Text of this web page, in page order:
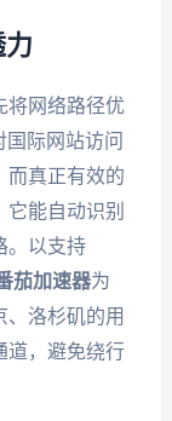
力
将网络路径优
际网站访问
而真正有效的
能自动识别
。以支持
茄加速器为
洛杉矶的用
道，避免绕行